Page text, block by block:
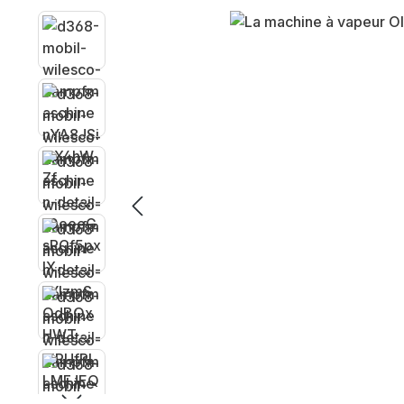
Ignorer la galerie d'images